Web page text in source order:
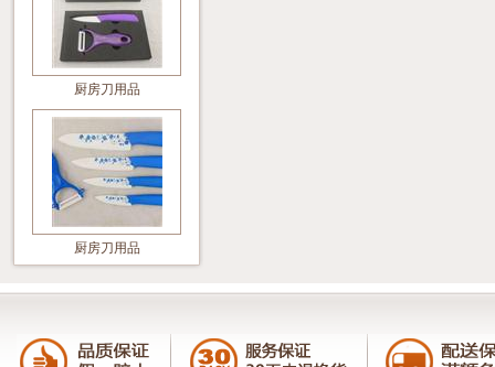
厨房刀用品
厨房刀用品